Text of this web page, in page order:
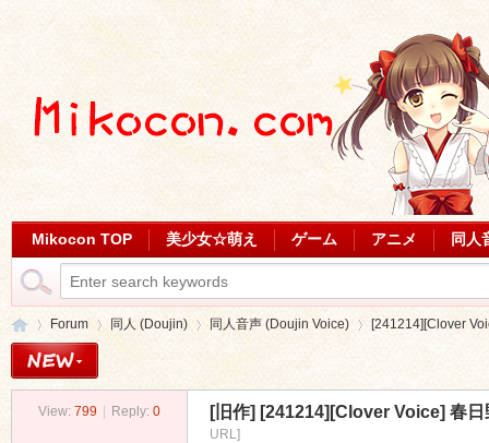
Mikocon TOP 美少女☆萌え ゲーム アニメ 同人
Forum
›
同人 (Doujin) 同人音声 (Doujin Voice)
›
[241214][Clover
View: 799 Reply: 0 [旧作] [241214][Clover Voice] 春
URL]